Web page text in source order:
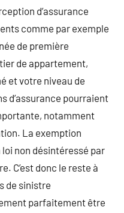
d’assurance
comme par exemple
de première
de appartement,
et votre niveau de
d’assurance pourraient
notamment
La exemption
non désintéressé par
C’est donc le reste à
de sinistre
parfaitement être